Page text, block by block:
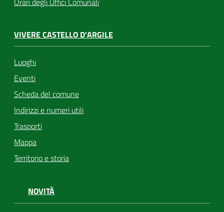
VIVERE CASTELLO D'ARGILE
Luoghi
Eventi
Scheda del comune
Indirizzi e numeri utili
Trasporti
Mappa
Territorio e storia
NOVITÀ